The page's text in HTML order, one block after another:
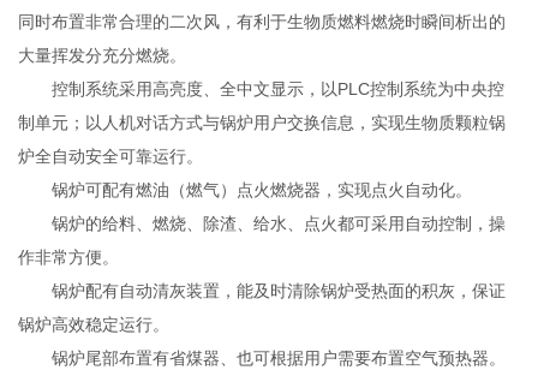
同时布置非常合理的二次风，有利于生物质燃料燃烧时瞬间析出的
大量挥发分充分燃烧。
控制系统采用高亮度、全中文显示，以PLC控制系统为中央控
制单元；以人机对话方式与锅炉用户交换信息，实现生物质颗粒锅
炉全自动安全可靠运行。
锅炉可配有燃油（燃气）点火燃烧器，实现点火自动化。
锅炉的给料、燃烧、除渣、给水、点火都可采用自动控制，操
作非常方便。
锅炉配有自动清灰装置，能及时清除锅炉受热面的积灰，保证
锅炉高效稳定运行。
锅炉尾部布置有省煤器、也可根据用户需要布置空气预热器。